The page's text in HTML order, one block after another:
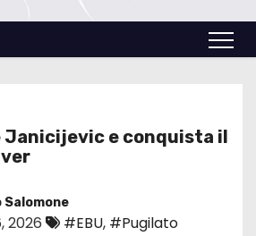
Janicijevic e conquista il
Salomone
2026 #EBU, #Pugilato